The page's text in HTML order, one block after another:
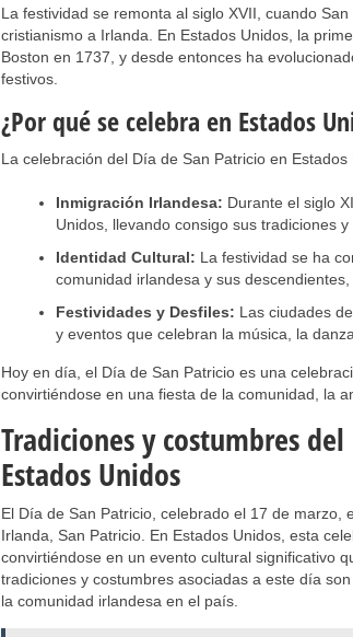
La festividad se remonta al siglo XVII, cuando
cristianismo a Irlanda. En Estados Unidos, la
Boston en 1737, y desde entonces ha
festivos.
¿Por qué se celebra en Estados
La celebración del Día de San Patricio en
Inmigración Irlandesa: Durante el siglo
Unidos, llevando consigo sus tradiciones y
Identidad Cultural: La festividad se ha
comunidad irlandesa y sus
Festividades y Desfiles: Las ciudades
y eventos que celebran la música, la
Hoy en día, el Día de San Patricio es una
convirtiéndose en una fiesta de la comunidad, la
Tradiciones y costumbres
Estados Unidos
El Día de San Patricio, celebrado el 17 de
Irlanda, San Patricio. En Estados Unidos, esta
convirtiéndose en un evento cultural significativo
tradiciones y costumbres asociadas a este día
la comunidad irlandesa en el país.